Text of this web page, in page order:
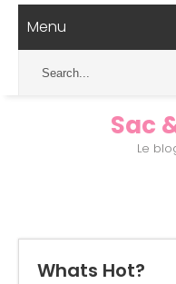
Menu
Sac
Le
Whats Hot?